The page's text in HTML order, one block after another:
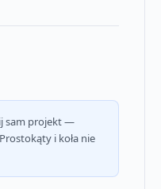
sam projekt —
i koła nie